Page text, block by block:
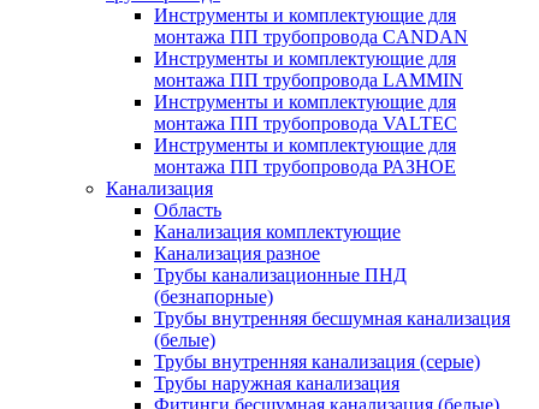
Инструменты и комплектующие для
монтажа ПП трубопровода CANDAN
Инструменты и комплектующие для
монтажа ПП трубопровода LAMMIN
Инструменты и комплектующие для
монтажа ПП трубопровода VALTEC
Инструменты и комплектующие для
монтажа ПП трубопровода РАЗНОЕ
Канализация
Область
Канализация комплектующие
Канализация разное
Трубы канализационные ПНД
(безнапорные)
Трубы внутренняя бесшумная канализация
(белые)
Трубы внутренняя канализация (серые)
Трубы наружная канализация
Фитинги бесшумная канализация (белые)